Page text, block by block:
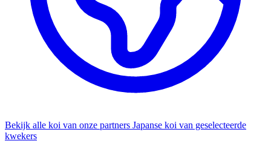
Bekijk alle koi van onze partners Japanse koi van geselecteerde
kwekers